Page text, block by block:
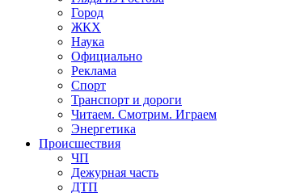
Город
ЖКХ
Наука
Официально
Реклама
Спорт
Транспорт и дороги
Читаем. Смотрим. Играем
Энергетика
Происшествия
ЧП
Дежурная часть
ДТП